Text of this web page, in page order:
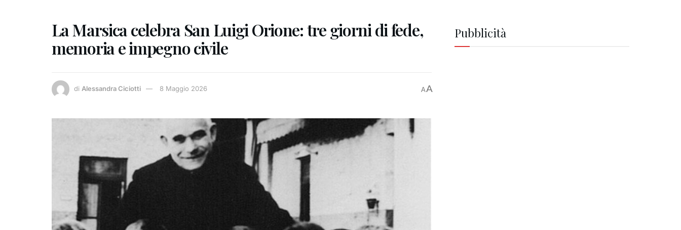
La Marsica celebra San Luigi Orione: tre giorni di fede,
memoria e impegno civile
di Alessandra Ciciotti 8 Maggio 2026 AA
Pubblicità